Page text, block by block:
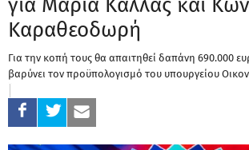
για Μαρία Κάλλας και
Καραθεοδωρή
Για την κοπή τους θα απαιτηθεί δαπάνη 690.000
βαρύνει τον προϋπολογισμό του υπουργείου